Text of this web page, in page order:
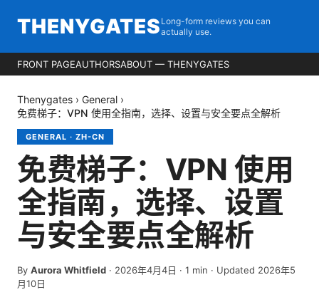
THENYGATES Long-form reviews you can
actually use.
FRONT PAGEAUTHORSABOUT — THENYGATES
Thenygates › General ›
免费梯子：VPN 使用全指南，选择、设置与安全要点全解析
GENERAL · ZH-CN
免费梯子：VPN 使用
全指南，选择、设置
与安全要点全解析
By Aurora Whitfield · 2026年4月4日 · 1 min · Updated 2026年5
月10日